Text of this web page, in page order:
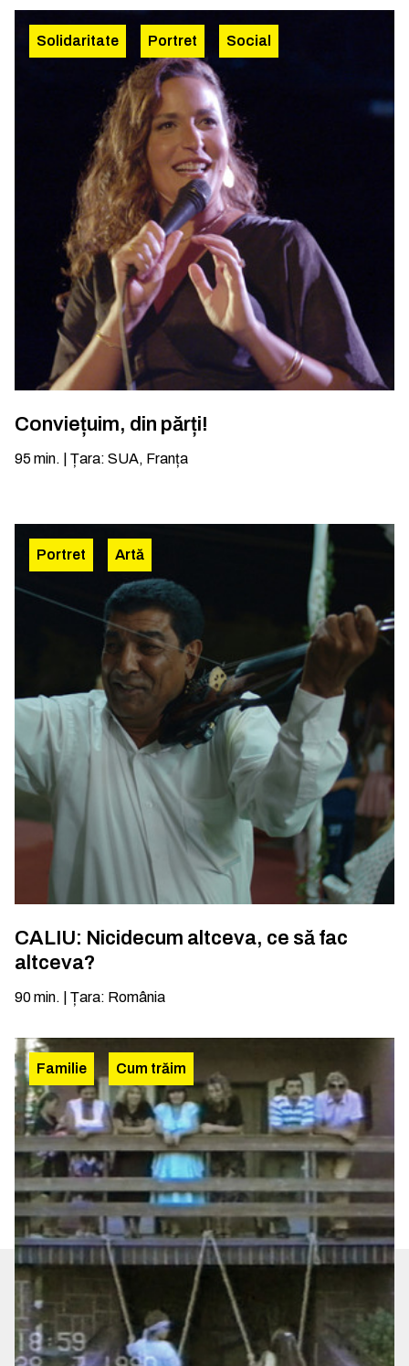
Solidaritate Portret Social
Conviețuim, din părți!
95 min. Țara: SUA, Franța
Portret Artă
CALIU: Nicidecum altceva, ce să fac
altceva?
90min. Țara: România
Familie Cum trăim